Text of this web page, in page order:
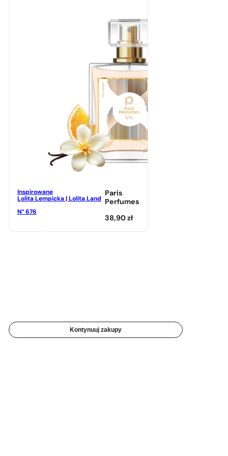
Inspirowane
Lolita Lempicka | Lolita Land
N° 676
Paris
Perfumes
38,90zł
Kontynuuj zakupy